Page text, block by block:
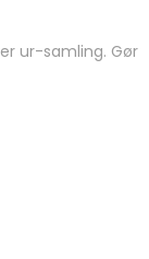
ur-samling. Gør